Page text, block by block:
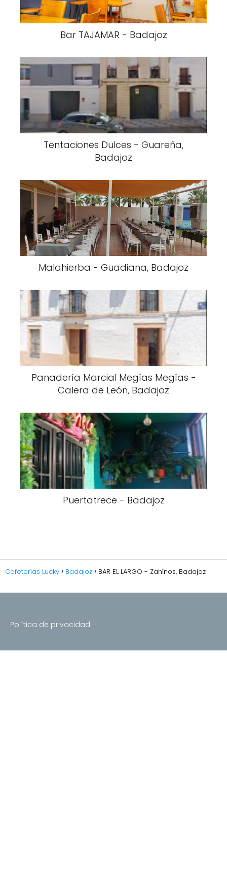
Bar TAJAMAR - Badajoz
Tentaciones Dulces - Guareña,
Badajoz
Malahierba - Guadiana, Badajoz
Panadería Marcial Megías Megías -
Calera de León, Badajoz
Puertatrece - Badajoz
Cafeterías Lucky Badajoz BAR EL LARGO - Zahínos, Badajoz
Política de privacidad